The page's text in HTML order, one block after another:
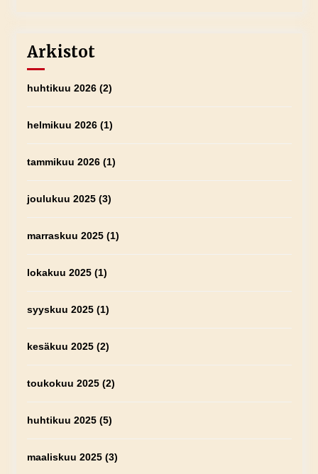
Arkistot
huhtikuu 2026(2)
helmikuu 2026(1)
tammikuu 2026(1)
joulukuu 2025(3)
marraskuu 2025(1)
lokakuu 2025(1)
syyskuu 2025(1)
kesäkuu 2025(2)
toukokuu 2025(2)
huhtikuu 2025(5)
maaliskuu 2025(3)